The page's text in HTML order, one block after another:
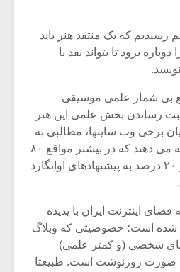
رسیدیم که یک منتقد هنر باید
برود تا بتواند نقد با
بی شمار علمی موسیقی
ثبت رساندن بخش علمی این هنر
برخی وب سایتها، مطالبی به
صورت نقد موسیقی ارائه می دهند که در بیشتر مواقع ۸۰
درصد به مسائل علمی و ۲۰ درصد به پیشنهادهای آوانگارد
که فضای اینترنت ایران با پدیده
شده است؛ خصوصیتی که وبلاگ
شخصی (و کمتر علمی)
صورت روزنوشت است. طبیعتا